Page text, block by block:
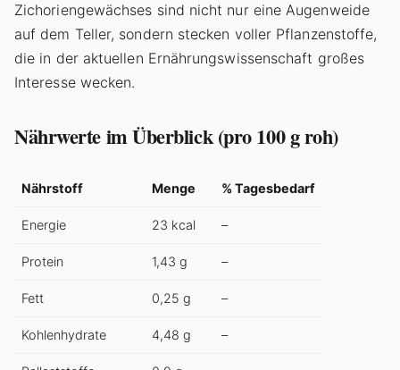
Zichoriengewächses sind nicht nur eine Augenweide
auf dem Teller, sondern stecken voller Pflanzenstoffe,
die in der aktuellen Ernährungswissenschaft großes
Interesse wecken.
Nährwerte im Überblick (pro 100 g roh)
Nährstoff Menge % Tagesbedarf
Energie 23 kcal –
Protein 1,43 g –
Fett 0,25 g –
Kohlenhydrate 4,48 g –